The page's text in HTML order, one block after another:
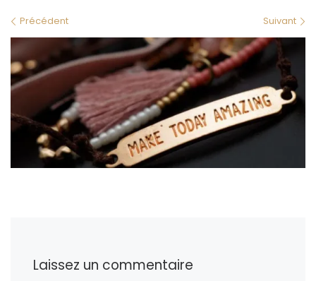
Navigation des images
Précédent Suivant
Laissez un commentaire